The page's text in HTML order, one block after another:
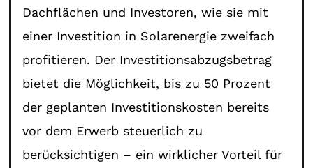
Dachflächen und Investoren, wie sie mit
einer Investition in Solarenergie zweifach
profitieren. Der Investitionsabzugsbetrag
bietet die Möglichkeit, bis zu 50 Prozent
der geplanten Investitionskosten bereits
vor dem Erwerb steuerlich zu
berücksichtigen – ein wirklicher Vorteil für